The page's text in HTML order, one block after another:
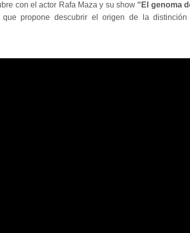
con el actor Rafa Maza y su show “El genoma
propone descubrir el origen de la distinción